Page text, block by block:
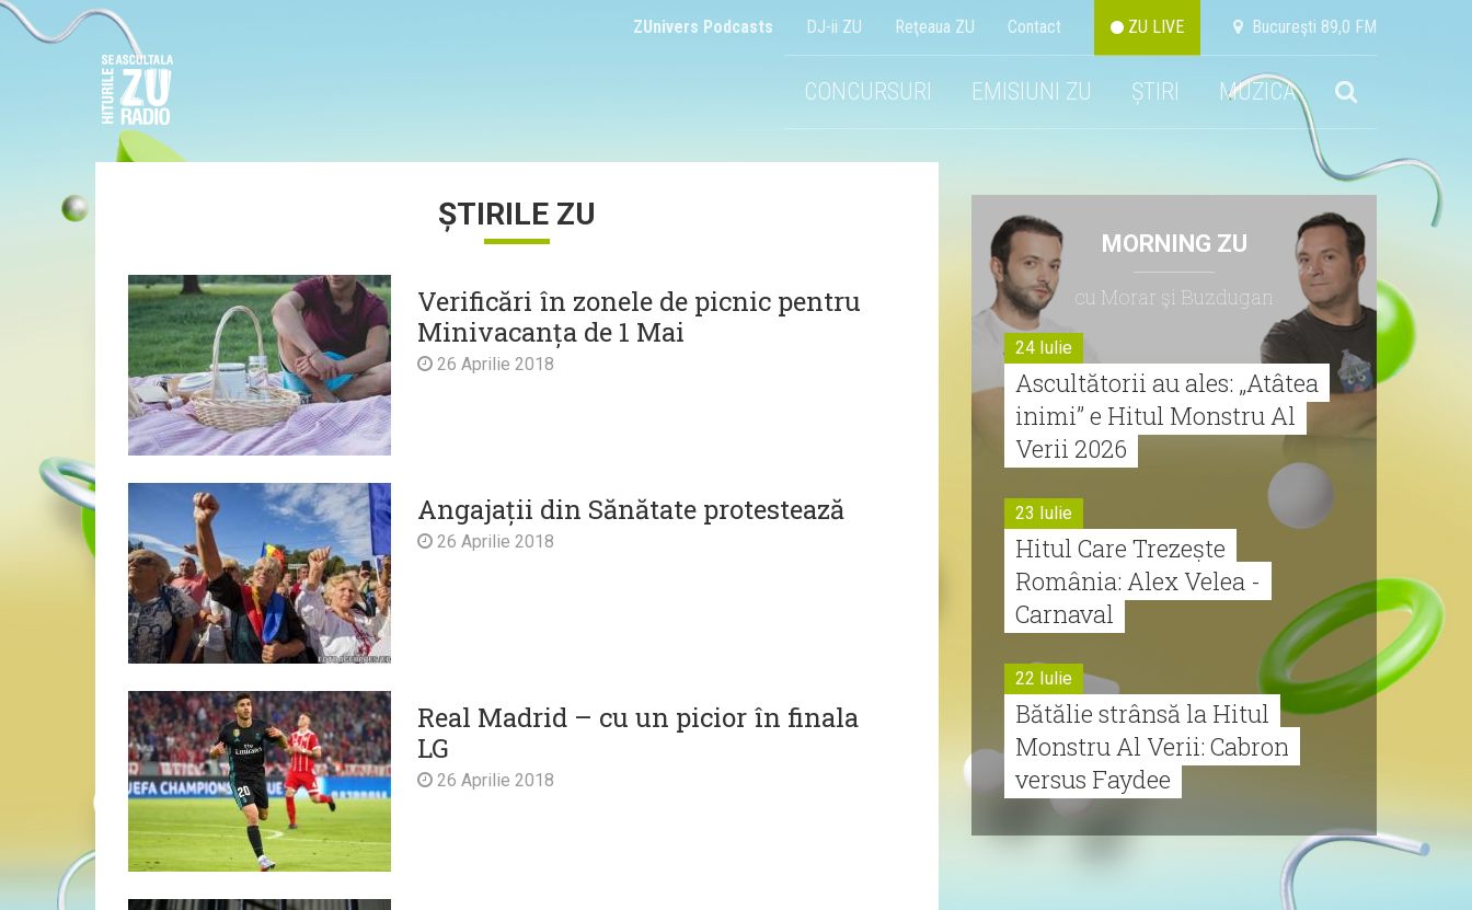
ZUnivers Podcasts DJ-ii ZU Reţeaua ZU Contact ZU LIVE Bucureşti 89,0 FM
CONCURSURI EMISIUNI ZU ȘTIRI MUZICA
ȘTIRILE ZU
Verificări în zonele de picnic pentru
Minivacanța de 1 Mai
26 Aprilie 2018
Angajații din Sănătate protestează
26 Aprilie 2018
Real Madrid – cu un picior în finala
LG
26 Aprilie 2018
MORNING ZU
cu Morar şi Buzdugan
24 Iulie
Ascultătorii au ales: „Atâtea
inimi” e Hitul Monstru Al
Verii 2026
23 Iulie
Hitul Care Trezește
România: Alex Velea -
Carnaval
22 Iulie
Bătălie strânsă la Hitul
Monstru Al Verii: Cabron
versus Faydee
21 Iulie